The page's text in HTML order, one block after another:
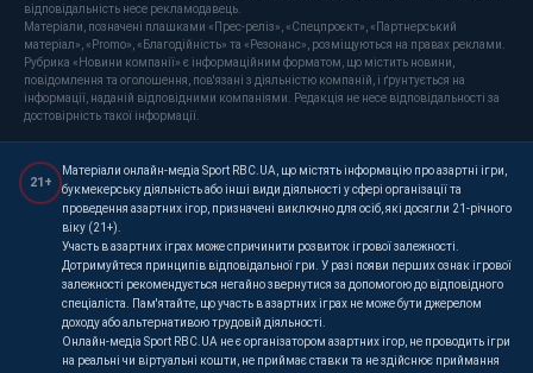
відповідальність несе рекламодавець.
Матеріали, позначені плашками «Прес-реліз», «Спецпроєкт», «Партнерський
матеріал», «Promo», «Благодійність» та «Резонанс», розміщуються на правах реклами.
Рубрика «Новини компанії» є інформаційним форматом, що містить новини,
повідомлення та оголошення, пов'язані з діяльністю компаній, і ґрунтується на
інформації, наданій відповідними компаніями. Редакція не несе відповідальності за
достовірність такої інформації.
21+
Матеріали онлайн-медіа Sport RBC.UA, що містять інформацію про азартні ігри,
букмекерську діяльність або інші види діяльності у сфері організації та
проведення азартних ігор, призначені виключно для осіб, які досягли 21-річного
віку (21+).
Участь в азартних іграх може спричинити розвиток ігрової залежності.
Дотримуйтеся принципів відповідальної гри. У разі появи перших ознак ігрової
залежності рекомендується негайно звернутися за допомогою до відповідного
спеціаліста. Пам'ятайте, що участь в азартних іграх не може бути джерелом
доходу або альтернативою трудовій діяльності.
Онлайн-медіа Sport RBC.UA не є організатором азартних ігор, не проводить ігри
на реальні чи віртуальні кошти, не приймає ставки та не здійснює приймання